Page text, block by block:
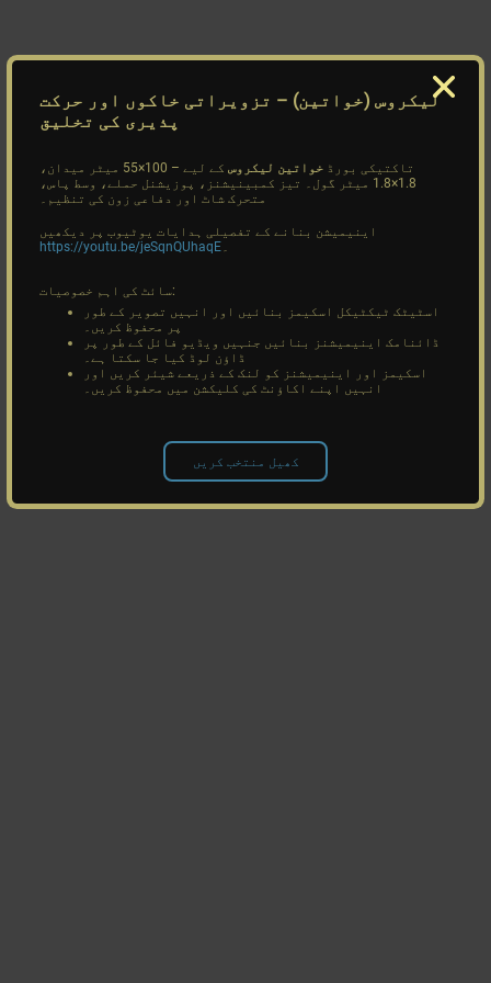
لیکروس (خواتین) – تزویراتی خاکوں اور حرکت
پذیری کی تخلیق
تاکتیکی بورڈ خواتین لیکروس
کے لیے – 100×55 میٹر میدان،
1.8×1.8 میٹر گول۔ تیز کمبینیشنز، پوزیشنل حملے، وسط پاس،
متحرک شاٹ اور دفاعی زون کی تنظیم۔
اینیمیشن بنانے کے تفصیلی ہدایات یوٹیوب پر دیکھیں
https://youtu.be/jeSqnQUhaqE۔
سائٹ کی اہم خصوصیات:
اسٹیٹک ٹیکٹیکل اسکیمز بنائیں اور انہیں تصویر کے طور
پر محفوظ کریں۔
ڈائنامک اینیمیشنز بنائیں جنہیں ویڈیو فائل کے طور پر
ڈاؤن لوڈ کیا جا سکتا ہے۔
اسکیمز اور اینیمیشنز کو لنک کے ذریعے شیئر کریں اور
انہیں اپنے اکاؤنٹ کی کلیکشن میں محفوظ کریں۔
کھیل منتخب کریں